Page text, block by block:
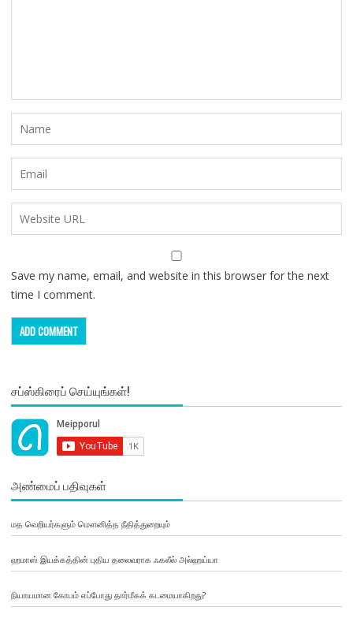
Save my name, email, and website in this browser for the next
time I comment.
சப்ஸ்கிரைப் செய்யுங்கள்!
அண்மைப் பதிவுகள்
மத வெறியர்களும் மௌனித்த நீதித்துறையும்
ஹமாஸ் இயக்கத்தின் புதிய தலைவராக ஃகலீல் அல்ஹய்யா
நியாயமான கோபம் எப்போது தார்மீகக் கடமையாகிறது?